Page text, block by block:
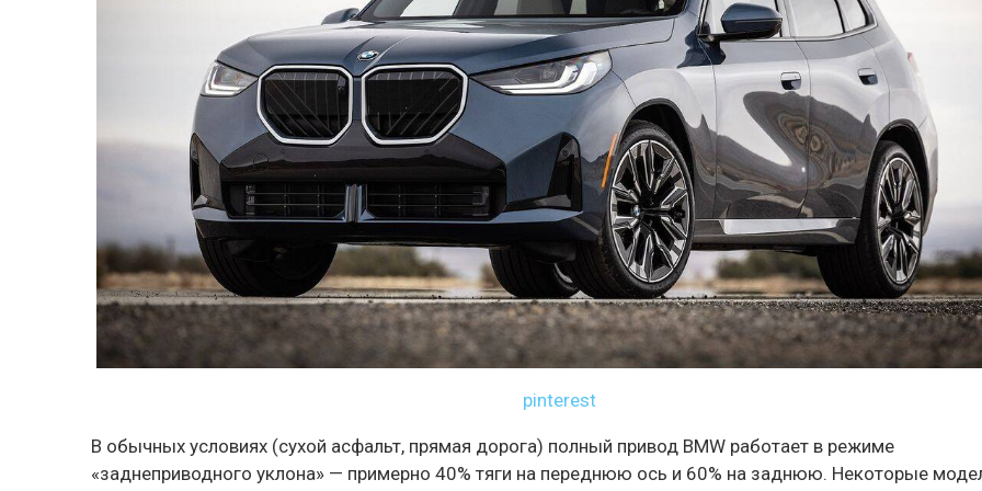
pinterest
В обычных условиях (сухой асфальт, прямая дорога) полный привод BMW работает в режиме
«заднеприводного уклона» — примерно 40% тяги на переднюю ось и 60% на заднюю. Некоторые